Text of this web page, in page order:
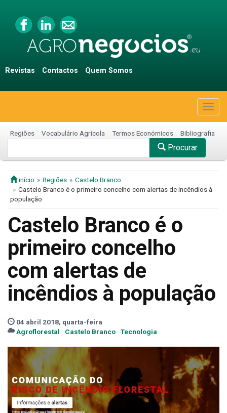
Revistas Contactos Quem Somos
Regiões Vocabulário Agrícola Termos Económicos Bibliografia
Procurar
início Regiões
Castelo Branco
Castelo Branco é o primeiro concelho com alertas de incêndios à
população
Castelo Branco é o
primeiro concelho
com alertas de
incêndios à população
04 abril 2018, quarta-feira
Agroflorestal
Castelo Branco Tecnologia